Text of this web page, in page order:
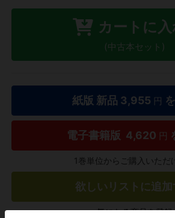
カートに
(中古本セット)
紙版 新品 3,955 円
電子書籍版 4,620 円
1巻単位からご購入いただ
欲しいリストに追加
気になる商品を登録